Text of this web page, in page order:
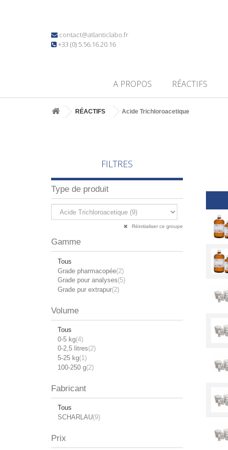
contact@atlanticlabo.fr
+33 (0) 5.56.16.20.16
A PROPOS RÉACTIFS
RÉACTIFS Acide Trichloroacetique
FILTRES
Type de produit
Réinitialiser ce groupe
Gamme
Tous
Grade pharmacopée(2)
Grade pour analyses(5)
Grade pur extrapur(2)
Volume
Tous
0-5 kg(4)
0-2,5 litres(2)
5-25 kg(1)
100-250 g(2)
Fabricant
Tous
SCHARLAU(9)
Prix